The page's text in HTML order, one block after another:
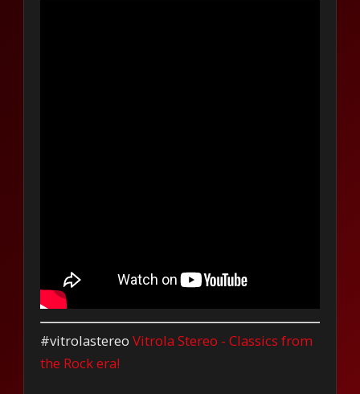
#vitrolastereoVitrola Stereo - Classics from
the Rock era!